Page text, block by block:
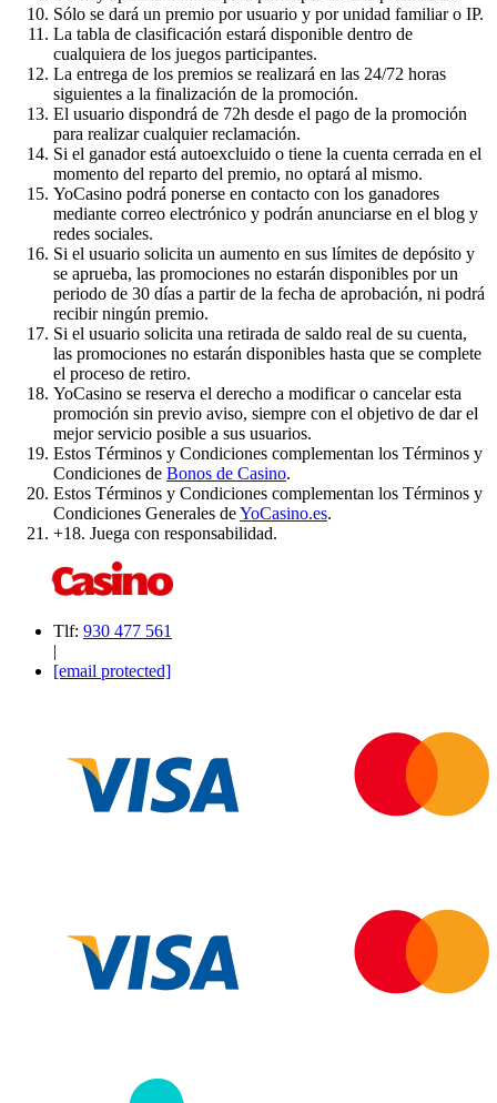
Sólo se dará un premio por usuario y por unidad familiar o IP.
La tabla de clasificación estará disponible dentro de
cualquiera de los juegos participantes.
La entrega de los premios se realizará en las 24/72 horas
siguientes a la finalización de la promoción.
El usuario dispondrá de 72h desde el pago de la promoción
para realizar cualquier reclamación.
Si el ganador está autoexcluido o tiene la cuenta cerrada en el
momento del reparto del premio, no optará al mismo.
YoCasino podrá ponerse en contacto con los ganadores
mediante correo electrónico y podrán anunciarse en el blog y
redes sociales.
Si el usuario solicita un aumento en sus límites de depósito y
se aprueba, las promociones no estarán disponibles por un
periodo de 30 días a partir de la fecha de aprobación, ni podrá
recibir ningún premio.
Si el usuario solicita una retirada de saldo real de su cuenta,
las promociones no estarán disponibles hasta que se complete
el proceso de retiro.
YoCasino se reserva el derecho a modificar o cancelar esta
promoción sin previo aviso, siempre con el objetivo de dar el
mejor servicio posible a sus usuarios.
Estos Términos y Condiciones complementan los Términos y
Condiciones de Bonos de Casino.
Estos Términos y Condiciones complementan los Términos y
Condiciones Generales deYoCasino.es.
+18. Juega con responsabilidad.
Tlf: 930 477 561
|
[email protected]